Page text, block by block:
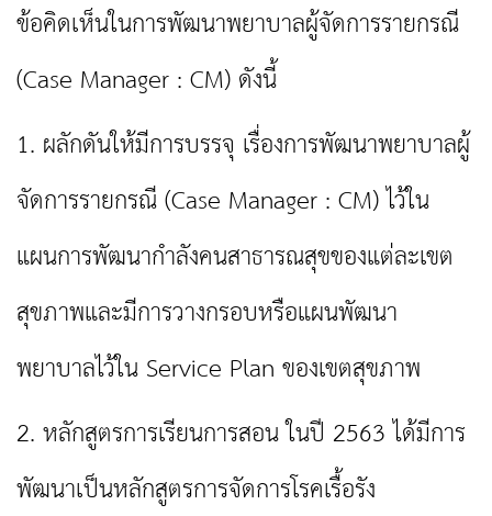
ข้อคิดเห็นในการพัฒนาพยาบาลผู้จัดการรายกรณี
(Case Manager : CM) ดังนี้
1. ผลักดันให้มีการบรรจุ เรื่องการพัฒนาพยาบาลผู้
จัดการรายกรณี (Case Manager : CM) ไว้ใน
แผนการพัฒนากำลังคนสาธารณสุขของแต่ละเขต
สุขภาพและมีการวางกรอบหรือแผนพัฒนา
พยาบาลไว้ใน Service Plan ของเขตสุขภาพ
2. หลักสูตรการเรียนการสอน ในปี 2563 ได้มีการ
พัฒนาเป็นหลักสูตรการจัดการโรคเรื้อรัง